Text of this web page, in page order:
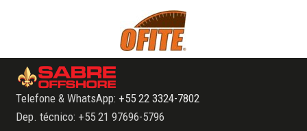
Telefone & WhatsApp: +55 22 3324-7802
Dep. técnico: +55 21 97696-5796